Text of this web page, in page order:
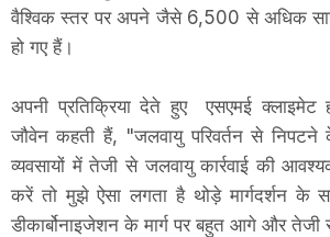
वैश्विक स्तर पर अपने जैसे 6,500 से अधिक
हो गए हैं।
अपनी प्रतिक्रिया देते हुए एसएमई क्लाइमेट
जौवेन कहती हैं, "जलवायु परिवर्तन से
व्यवसायों में तेजी से जलवायु कार्रवाई की
करें तो मुझे ऐसा लगता है थोड़े मार्गदर्शन के
डीकार्बोनाइजेशन के मार्ग पर बहुत आगे और